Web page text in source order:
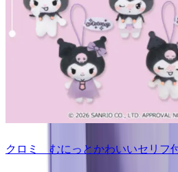
クロミ むにっとかわいいセリフ